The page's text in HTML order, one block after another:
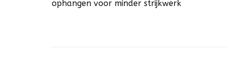
ophangen voor minder strijkwerk